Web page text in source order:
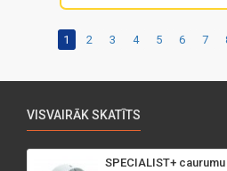
1 2 3 4 5 6 7
VISVAIRĀK SKATĪTS